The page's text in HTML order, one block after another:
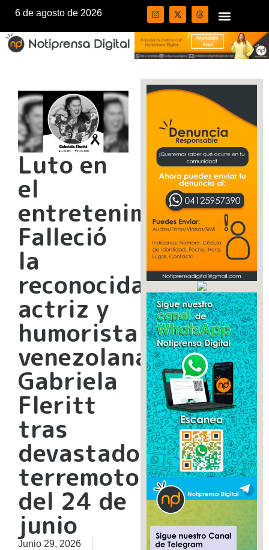
6 de agosto de 2026
Luto en
el
entretenimiento:
Falleció
la
reconocida
actriz y
humorista
venezolana
Gabriela
Fleritt
tras
devastador
terremoto
del 24 de
junio
Junio 29, 2026